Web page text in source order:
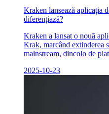
Kraken lansează aplicația
diferențiază?
Kraken a lansat o nouă
Krak, marcând extinderea
mainstream, dincolo de
2025-10-23